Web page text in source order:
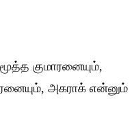
குமாரனையும்,
அகராக் என்னும்